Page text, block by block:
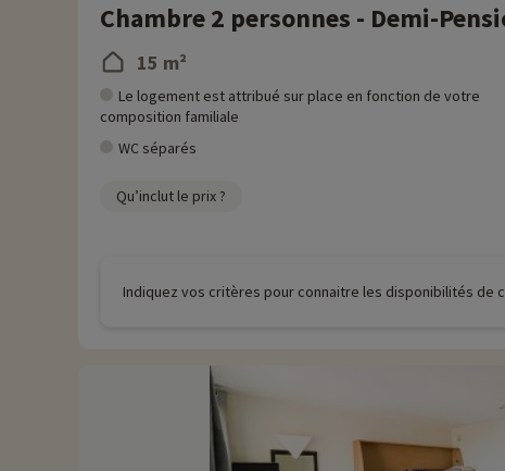
Chambre 2 personnes - Demi-
15 m²
Le logement est attribué sur place en fonction de votre
composition familiale
WC séparés
Qu’inclut le prix ?
Indiquez vos critères pour connaitre les disponibilités de